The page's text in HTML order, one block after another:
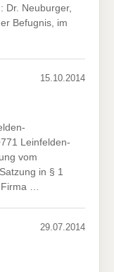
Dr. Neuburger,
Befugnis, im
15.10.2014
Leinfelden-
vom
in § 1
…
29.07.2014